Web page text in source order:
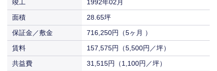
竣工
1992年02月
面積
28.65坪
保証金／敷金
716,250円（5ヶ月 ）
賃料
157,575円（5,500円／坪）
共益費
31,515円（1,100円／坪）